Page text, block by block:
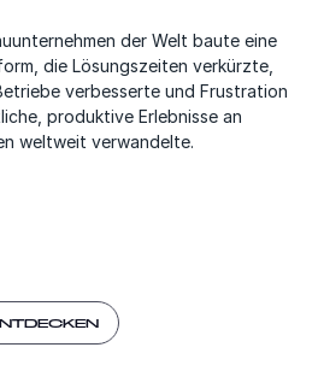
der Welt baute eine
die Lösungszeiten verkürzte,
verbesserte und Frustration
produktive Erlebnisse an
weltweit verwandelte.